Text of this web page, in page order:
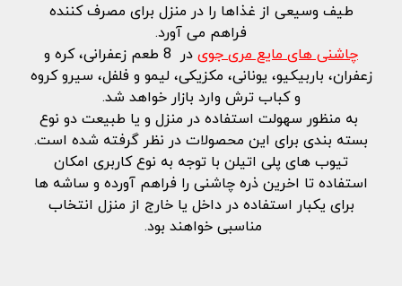
طیف وسیعی از غذاها را در منزل برای مصرف کننده
فراهم می آورد.
چاشنی های مایع مری جوی
در 8 طعم زعفرانی، کره و
زعفران، باربیکیو، یونانی، مکزیکی، لیمو و فلفل، سیرو کروه
و کباب ترش وارد بازار خواهد شد.
به منظور سهولت استفاده در منزل و یا طبیعت دو نوع
بسته بندی برای این محصولات در نظر گرفته شده است.
تیوب های پلی اتیلن با توجه به نوع کاربری امکان
استفاده تا اخرین ذره چاشنی را فراهم آورده و ساشه ها
برای یکبار استفاده در داخل یا خارج از منزل انتخاب
مناسبی خواهند بود.